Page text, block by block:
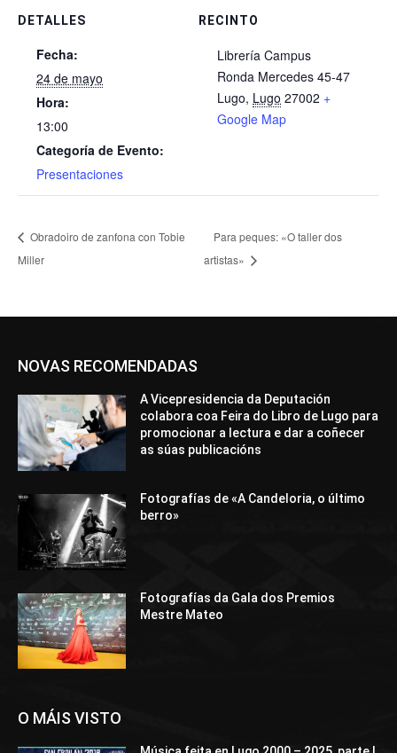
DETALLES
Fecha:
24 de mayo
Hora:
13:00
Categoría de Evento:
Presentaciones
RECINTO
Librería Campus
Ronda Mercedes 45-47
Lugo, Lugo 27002 +
Google Map
Obradoiro de zanfona con Tobie
Miller
Para peques: «O taller dos
artistas»
NOVAS RECOMENDADAS
A Vicepresidencia da Deputación
colabora coa Feira do Libro de Lugo para
promocionar a lectura e dar a coñecer
as súas publicacións
Fotografías de «A Candeloria, o último
berro»
Fotografías da Gala dos Premios
Mestre Mateo
O MÁIS VISTO